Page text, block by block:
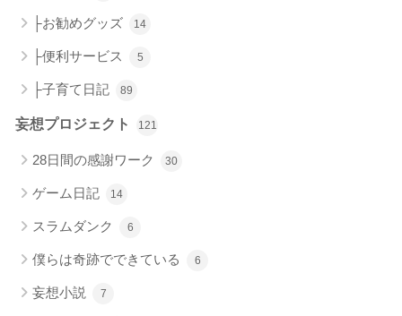
├お勧めグッズ 14
├便利サービス 5
├子育て日記 89
妄想プロジェクト 121
28日間の感謝ワーク 30
ゲーム日記 14
スラムダンク 6
僕らは奇跡でできている 6
妄想小説 7